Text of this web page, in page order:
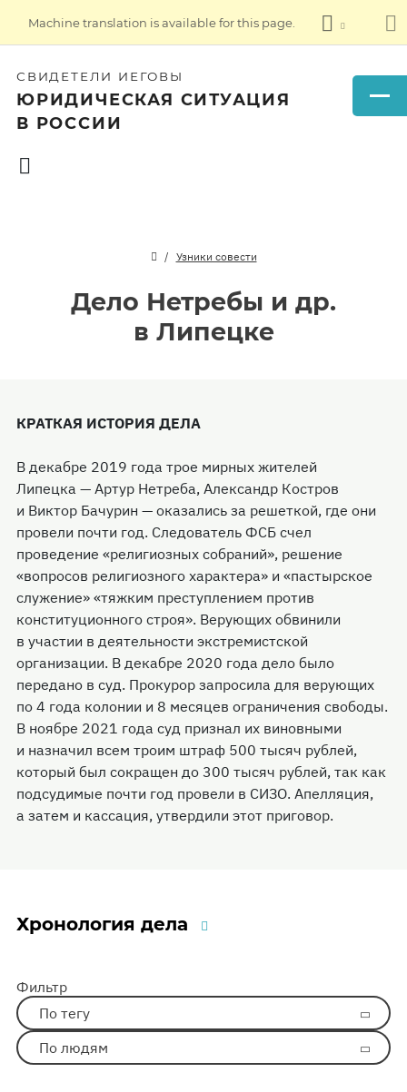
Machine translation is available for this page.
СВИДЕТЕЛИ ИЕГОВЫ
ЮРИДИЧЕСКАЯ СИТУАЦИЯ
В РОССИИ
Узники совести
Дело Нетребы и др.
в Липецке
КРАТКАЯ ИСТОРИЯ ДЕЛА
В декабре 2019 года трое мирных жителей
Липецка — Артур Нетреба, Александр Костров
и Виктор Бачурин — оказались за решеткой, где они
провели почти год. Следователь ФСБ счел
проведение «религиозных собраний», решение
«вопросов религиозного характера» и «пастырское
служение» «тяжким преступлением против
конституционного строя». Верующих обвинили
в участии в деятельности экстремистской
организации. В декабре 2020 года дело было
передано в суд. Прокурор запросила для верующих
по 4 года колонии и 8 месяцев ограничения свободы.
В ноябре 2021 года суд признал их виновными
и назначил всем троим штраф 500 тысяч рублей,
который был сокращен до 300 тысяч рублей, так как
подсудимые почти год провели в СИЗО. Апелляция,
а затем и кассация, утвердили этот приговор.
Хронология дела
Фильтр
По тегу
По людям